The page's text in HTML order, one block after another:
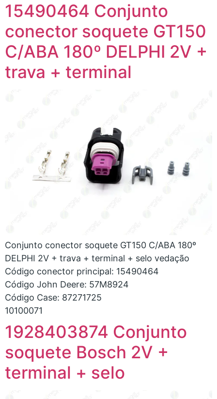
15490464 Conjunto
conector soquete GT150
C/ABA 180º DELPHI 2V +
trava + terminal
Conjunto conector soquete GT150 C/ABA 180º
DELPHI 2V + trava + terminal + selo vedação
Código conector principal: 15490464
Código John Deere: 57M8924
Código Case: 87271725
10100071
1928403874 Conjunto
soquete Bosch 2V +
terminal + selo